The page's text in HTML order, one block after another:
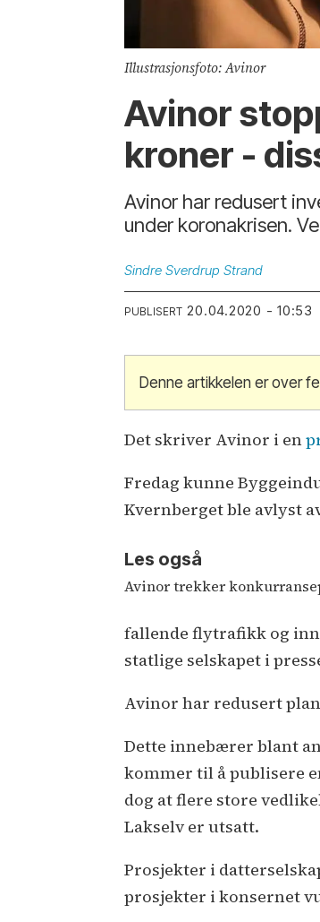
Illustrasjonsfoto: Avinor
Avinor
kroner -
Avinor har redusert
under koronakrisen.
Sindre Sverdrup Strand
PUBLISERT 20.04.2020 - 10:53
Denne artikkelen er over
Det skriver Avinor i en
Fredag kunne
Kvernberget ble avlyst
Les også
Avinor trekker
fallende flytrafikk og
statlige selskapet i
Avinor har redusert
Dette innebærer blant
kommer til å publisere
dog at flere store
Lakselv er utsatt.
Prosjekter i
prosjekter i konsernet